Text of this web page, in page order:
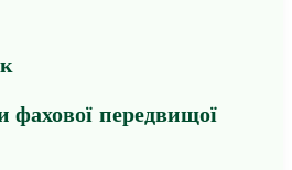
передвищої